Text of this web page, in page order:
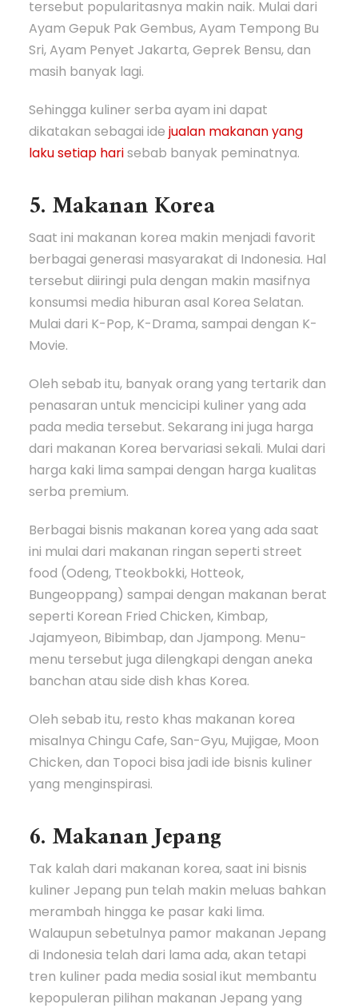
tersebut popularitasnya makin naik. Mulai dari
Ayam Gepuk Pak Gembus, Ayam Tempong Bu
Sri, Ayam Penyet Jakarta, Geprek Bensu, dan
masih banyak lagi.
Sehingga kuliner serba ayam ini dapat
dikatakan sebagai idejualan makanan yang
laku setiap harisebab banyak peminatnya.
5. Makanan Korea
Saat ini makanan korea makin menjadi favorit
berbagai generasi masyarakat di Indonesia. Hal
tersebut diiringi pula dengan makin masifnya
konsumsi media hiburan asal Korea Selatan.
Mulai dari K-Pop, K-Drama, sampai dengan K-
Movie.
Oleh sebab itu, banyak orang yang tertarik dan
penasaran untuk mencicipi kuliner yang ada
pada media tersebut. Sekarang ini juga harga
dari makanan Korea bervariasi sekali. Mulai dari
harga kaki lima sampai dengan harga kualitas
serba premium.
Berbagai bisnis makanan korea yang ada saat
ini mulai dari makanan ringan seperti street
food (Odeng, Tteokbokki, Hotteok,
Bungeoppang) sampai dengan makanan berat
seperti Korean Fried Chicken, Kimbap,
Jajamyeon, Bibimbap, dan Jjampong. Menu-
menu tersebut juga dilengkapi dengan aneka
banchan atau side dish khas Korea.
Oleh sebab itu, resto khas makanan korea
misalnya Chingu Cafe, San-Gyu, Mujigae, Moon
Chicken, dan Topoci bisa jadi ide bisnis kuliner
yang menginspirasi.
6. Makanan Jepang
Tak kalah dari makanan korea, saat ini bisnis
kuliner Jepang pun telah makin meluas bahkan
merambah hingga ke pasar kaki lima.
Walaupun sebetulnya pamor makanan Jepang
di Indonesia telah dari lama ada, akan tetapi
tren kuliner pada media sosial ikut membantu
kepopuleran pilihan makanan Jepang yang